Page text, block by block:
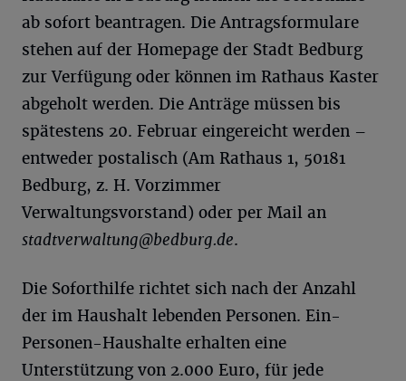
ab sofort beantragen. Die Antragsformulare
stehen auf der Homepage der Stadt Bedburg
zur Verfügung oder können im Rathaus Kaster
abgeholt werden. Die Anträge müssen bis
spätestens 20. Februar eingereicht werden –
entweder postalisch (Am Rathaus 1, 50181
Bedburg, z. H. Vorzimmer
Verwaltungsvorstand) oder per Mail an
stadtverwaltung@bedburg.de.
Die Soforthilfe richtet sich nach der Anzahl
der im Haushalt lebenden Personen. Ein-
Personen-Haushalte erhalten eine
Unterstützung von 2.000 Euro, für jede